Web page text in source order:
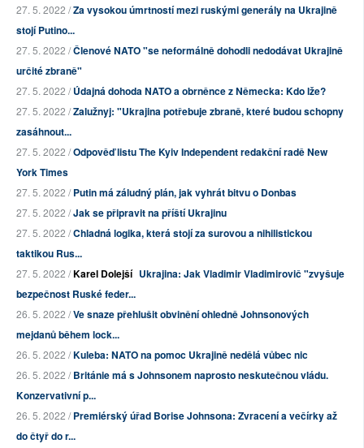
27. 5. 2022 /Za vysokou úmrtností mezi ruskými generály na Ukrajině
stojí Putino...
27. 5. 2022 /Členové NATO "se neformálně dohodli nedodávat Ukrajině
určité zbraně"
27. 5. 2022 /Údajná dohoda NATO a obrněnce z Německa: Kdo lže?
27. 5. 2022 /Zalužnyj: "Ukrajina potřebuje zbraně, které budou schopny
zasáhnout...
27. 5. 2022 /Odpověď listu The Kyiv Independent redakční radě New
York Times
27. 5. 2022 /Putin má záludný plán, jak vyhrát bitvu o Donbas
27. 5. 2022 /Jak se připravit na příští Ukrajinu
27. 5. 2022 /Chladná logika, která stojí za surovou a nihilistickou
taktikou Rus...
27. 5. 2022 /Karel Dolejší Ukrajina: Jak Vladimir Vladimirovič "zvyšuje
bezpečnost Ruské feder...
26. 5. 2022 /Ve snaze přehlušit obvinění ohledně Johnsonových
mejdanů během lock...
26. 5. 2022 /Kuleba: NATO na pomoc Ukrajině nedělá vůbec nic
26. 5. 2022 /Británie má s Johnsonem naprosto neskutečnou vládu.
Konzervativní p...
26. 5. 2022 /Premiérský úřad Borise Johnsona: Zvracení a večírky až
do čtyř do r...